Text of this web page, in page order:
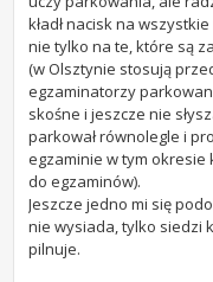
kładł nacisk na
nie tylko na te, które są
(w Olsztynie stosują
egzaminatorzy
skośne i jeszcze nie
parkował równolegle i
egzaminie w tym okresie
do egzaminów).
Jeszcze jedno mi się
nie wysiada, tylko siedzi
pilnuje.